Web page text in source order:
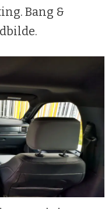
Bang &